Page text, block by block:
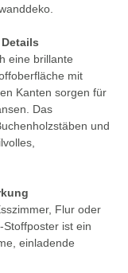
eine brillante
mit
Kanten sorgen für
Das
und
Flur oder
ist ein
einladende